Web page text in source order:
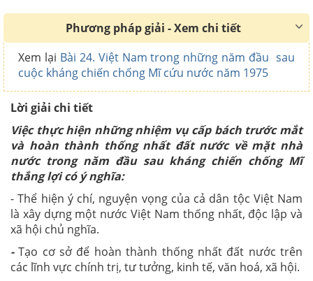
Phương pháp giải - Xem chi tiết
Xem lại Bài 24. Việt Nam trong những năm đầu sau
cuộc kháng chiến chống Mĩ cứu nước năm 1975
Lời giải chi tiết
Việc thực hiện những nhiệm vụ cấp bách trước mắt
và hoàn thành thống nhất đất nước về mặt nhà
nước trong năm đầu sau kháng chiến chống Mĩ
thắng lợi có ý nghĩa:
- Thể hiện ý chí, nguyện vọng của cả dân tộc Việt Nam
là xây dựng một nước Việt Nam thống nhất, độc lập và
xã hội chủ nghĩa.
-Tạo cơ sở để hoàn thành thống nhất đất nước trên
các lĩnh vực chính trị, tư tưởng, kinh tế, văn hoá, xã hội.